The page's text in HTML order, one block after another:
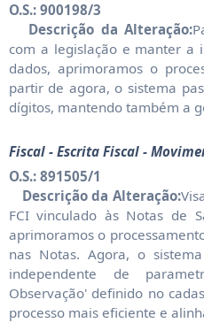
O.S.: 900198/3
Descrição da Alteração:
com a legislação e manter a
dados, aprimoramos o
partir de agora, o sistema
dígitos, mantendo também a
Fiscal - Escrita Fiscal -
O.S.: 891505/1
Descrição da Alteração:
FCI vinculado às Notas de
aprimoramos o
nas Notas. Agora, o
independente de
Observação' definido no
processo mais eficiente e